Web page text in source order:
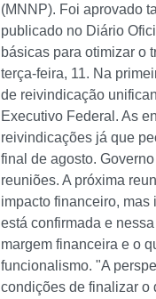
(MNNP). Foi aprovado
publicado no Diário
básicas para otimizar o
terça-feira, 11. Na
de reivindicação
Executivo Federal. As
reivindicações já que
final de agosto.
reuniões. A próxima
impacto financeiro,
está confirmada e
margem financeira e o
funcionalismo. "A
condições de finalizar o